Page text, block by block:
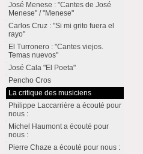
José Menese : "Cantes de José
Menese" / "Menese"
Carlos Cruz : "Si mi grito fuera el
rayo"
El Turronero : "Cantes viejos.
Temas nuevos"
José Cala "El Poeta"
Pencho Cros
La critique des musiciens
Philippe Laccarrière a écouté pour
nous :
Michel Haumont a écouté pour
nous :
Pierre Chaze a écouté pour nous :